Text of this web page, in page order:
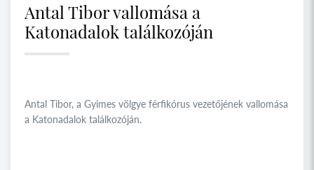
Antal Tibor vallomása a
Katonadalok találkozóján
Antal Tibor, a Gyimes völgye férfikórus vezetőjének vallomása
a Katonadalok találkozóján.